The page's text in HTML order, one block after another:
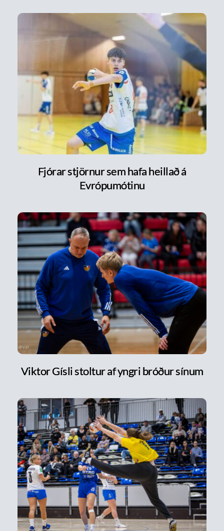
Fjórar stjörnur sem hafa heillað á
Evrópumótinu
Viktor Gísli stoltur af yngri bróður sínum